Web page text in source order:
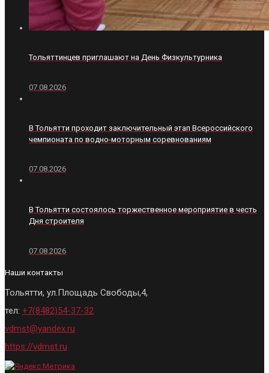
Тольяттинцев приглашают на День Физкультурника
07.08.2026
В Тольятти проходит заключительный этап Всероссийского
чемпионата по водно-моторным соревнованиям
07.08.2026
В Тольятти состоялось торжественное мероприятие в честь
Дня строителя
07.08.2026
Наши контакты
Тольятти, ул.Площадь Свободы,4,
тел: +7(8482)54-37-32
vdmst@yandex.ru
https://vdmst.ru